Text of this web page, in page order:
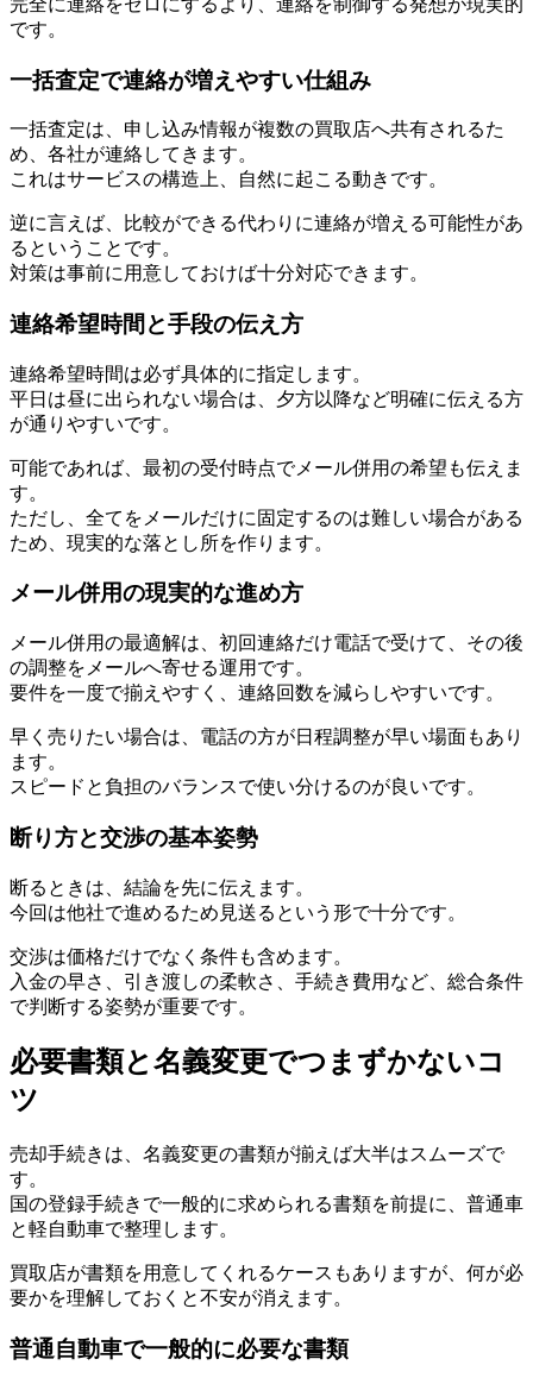
です。
一括査定で連絡が増えやすい仕組み
一括査定は、申し込み情報が複数の買取店へ共有されるた
め、各社が連絡してきます。
これはサービスの構造上、自然に起こる動きです。
逆に言えば、比較ができる代わりに連絡が増える可能性があ
るということです。
対策は事前に用意しておけば十分対応できます。
連絡希望時間と手段の伝え方
連絡希望時間は必ず具体的に指定します。
平日は昼に出られない場合は、夕方以降など明確に伝える方
が通りやすいです。
可能であれば、最初の受付時点でメール併用の希望も伝えま
す。
ただし、全てをメールだけに固定するのは難しい場合がある
ため、現実的な落とし所を作ります。
メール併用の現実的な進め方
メール併用の最適解は、初回連絡だけ電話で受けて、その後
の調整をメールへ寄せる運用です。
要件を一度で揃えやすく、連絡回数を減らしやすいです。
早く売りたい場合は、電話の方が日程調整が早い場面もあり
ます。
スピードと負担のバランスで使い分けるのが良いです。
断り方と交渉の基本姿勢
断るときは、結論を先に伝えます。
今回は他社で進めるため見送るという形で十分です。
交渉は価格だけでなく条件も含めます。
入金の早さ、引き渡しの柔軟さ、手続き費用など、総合条件
で判断する姿勢が重要です。
必要書類と名義変更でつまずかないコ
ツ
売却手続きは、名義変更の書類が揃えば大半はスムーズで
す。
国の登録手続きで一般的に求められる書類を前提に、普通車
と軽自動車で整理します。
買取店が書類を用意してくれるケースもありますが、何が必
要かを理解しておくと不安が消えます。
普通自動車で一般的に必要な書類